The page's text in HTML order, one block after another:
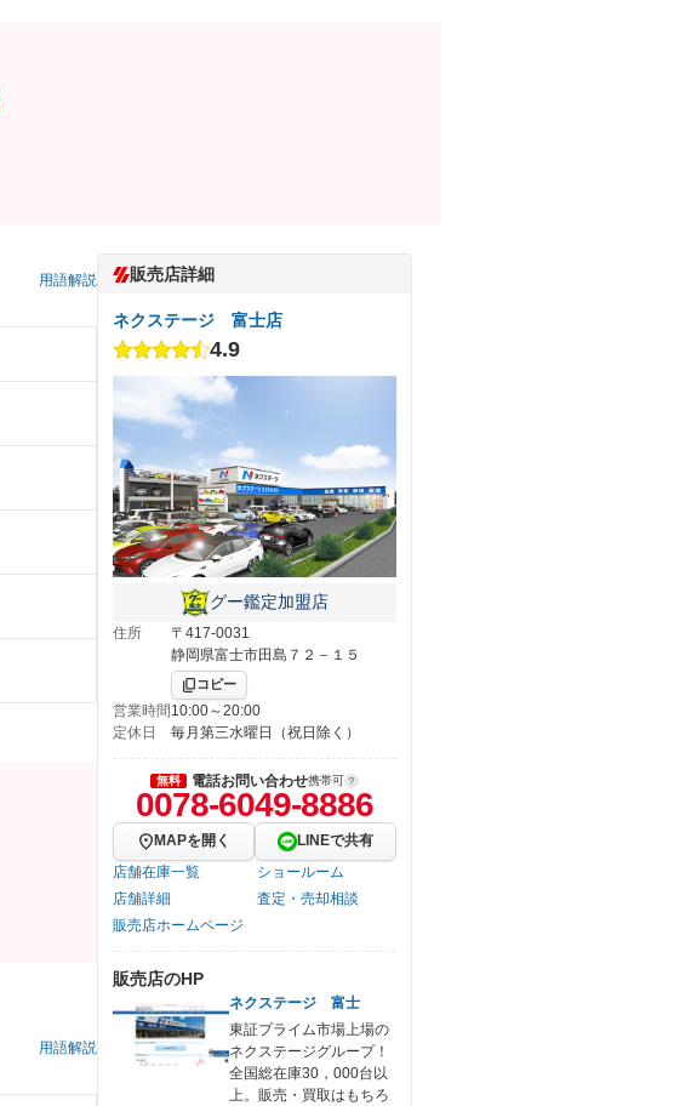
用語解説
用語解説
販売店詳細
ネクステージ 富士店
4.9
グー鑑定加盟店
住所
〒417-0031
静岡県富士市田島７２－１５
コピー
営業時間10:00～20:00
定休日
毎月第三水曜日（祝日除く）
無料 電話お問い合わせ携帯可
0078-6049-8886
MAPを開く
LINEで共有
店舗在庫一覧
ショールーム
店舗詳細
査定・売却相談
販売店ホームページ
販売店のHP
ネクステージ 富士
東証プライム市場上場の
ネクステージグループ！
全国総在庫30，000台以
上。販売・買取はもちろ